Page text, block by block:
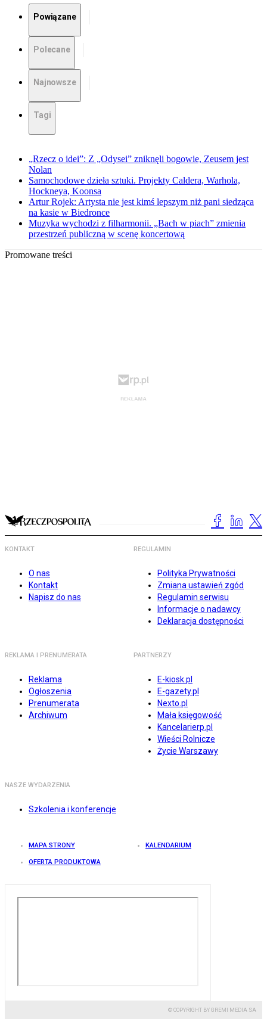
Powiązane
Polecane
Najnowsze
Tagi
„Rzecz o idei”: Z „Odysei” zniknęli bogowie, Zeusem jest
Nolan
Samochodowe dzieła sztuki. Projekty Caldera, Warhola,
Hockneya, Koonsa
Artur Rojek: Artysta nie jest kimś lepszym niż pani siedząca
na kasie w Biedronce
Muzyka wychodzi z filharmonii. „Bach w piach” zmienia
przestrzeń publiczną w scenę koncertową
Promowane treści
KONTAKT
O nas
Kontakt
Napisz do nas
REGULAMIN
Polityka Prywatności
Zmiana ustawień zgód
Regulamin serwisu
Informacje o nadawcy
Deklaracja dostępności
REKLAMA I PRENUMERATA
Reklama
Ogłoszenia
Prenumerata
Archiwum
PARTNERZY
E-kiosk.pl
E-gazety.pl
Nexto.pl
Mała księgowość
Kancelarierp.pl
Wieści Rolnicze
Życie Warszawy
NASZE WYDARZENIA
Szkolenia i konferencje
MAPA STRONY KALENDARIUM
OFERTA PRODUKTOWA
© COPYRIGHT BY GREMI MEDIA SA